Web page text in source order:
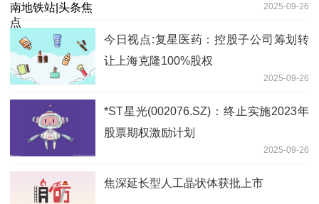
2025-09-26
今日视点:复星医药：控股子公司筹划转
让上海克隆100%股权
2025-09-26
*ST星光(002076.SZ)：终止实施2023年
股票期权激励计划
2025-09-26
焦深延长型人工晶状体获批上市